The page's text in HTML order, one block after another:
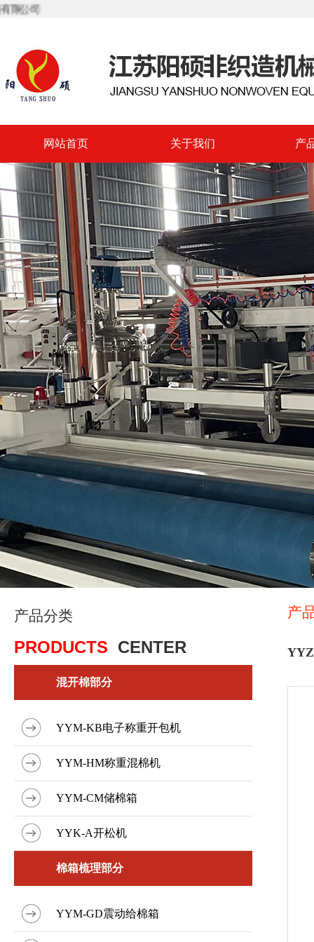
网站首页 关于我们 产
产品分类
PRODUCTS CENTER
混开棉部分
YYM-KB电子称重开包机
YYM-HM称重混棉机
YYM-CM储棉箱
YYK-A开松机
棉箱梳理部分
YYM-GD震动给棉箱
产